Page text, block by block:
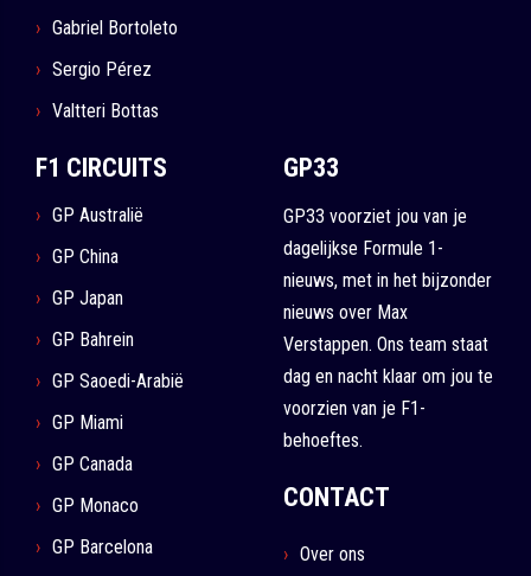
Gabriel Bortoleto
Sergio Pérez
Valtteri Bottas
F1 CIRCUITS
GP Australië
GP China
GP Japan
GP Bahrein
GP Saoedi-Arabië
GP Miami
GP Canada
GP Monaco
GP Barcelona
GP33
GP33 voorziet jou van je
dagelijkse Formule 1-
nieuws, met in het bijzonder
nieuws over Max
Verstappen. Ons team staat
dag en nacht klaar om jou te
voorzien van je F1-
behoeftes.
CONTACT
Over ons